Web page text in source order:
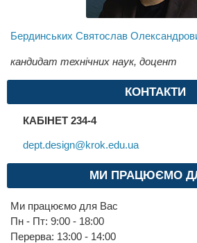
Бердинських Святослав
кандидат технічних наук, доцент
КОНТАКТИ
КАБІНЕТ 234-4
dept.design@krok.edu.ua
МИ ПРАЦЮЄМО
Ми працюємо для Вас
Пн - Пт: 9:00 - 18:00
Перерва: 13:00 - 14:00